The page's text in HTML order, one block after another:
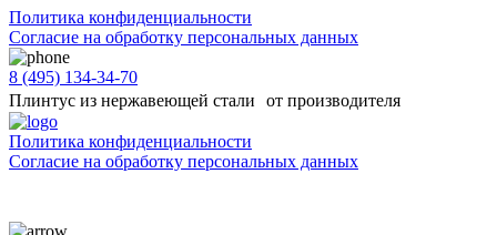
Политика конфиденциальности
Согласиe на обработку персональных данных
8 (495) 134-34-70
Плинтус из нержавеющей стали от производителя
Политика конфиденциальности
Согласиe на обработку персональных данных